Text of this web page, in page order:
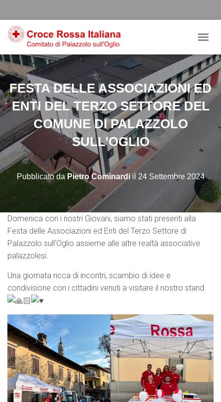
contenuto
navigazione
footer
FESTA DELLE ASSOCIAZIONI ED
ENTI DEL TERZO SETTORE DEL
COMUNE DI PALAZZOLO
SULL’OGLIO
Pubblicato da Pietro Cominardiil 24 Settembre 2024
Domenica con i nostri Giovani, siamo stati presenti alla
Festa delle Associazioni ed Enti del Terzo Settore di
Palazzolo sull’Oglio assieme alle altre realtà associative
palazzolesi.
Una giornata ricca di incontri, scambio di idee e
condivisione con i cittadini venuti a visitare il nostro stand